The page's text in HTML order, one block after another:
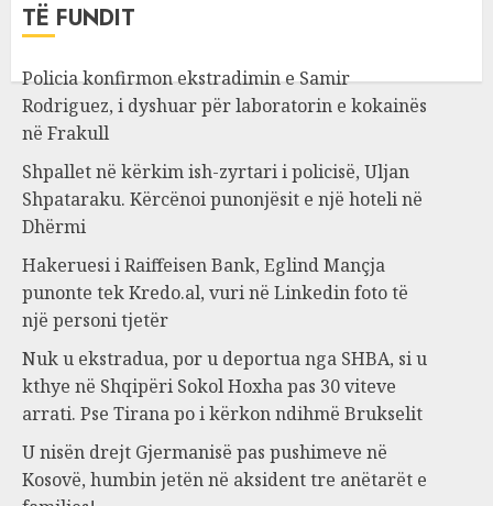
TË FUNDIT
Policia konfirmon ekstradimin e Samir
Rodriguez, i dyshuar për laboratorin e kokainës
në Frakull
Shpallet në kërkim ish-zyrtari i policisë, Uljan
Shpataraku. Kërcënoi punonjësit e një hoteli në
Dhërmi
Hakeruesi i Raiffeisen Bank, Eglind Mançja
punonte tek Kredo.al, vuri në Linkedin foto të
një personi tjetër
Nuk u ekstradua, por u deportua nga SHBA, si u
kthye në Shqipëri Sokol Hoxha pas 30 viteve
arrati. Pse Tirana po i kërkon ndihmë Brukselit
U nisën drejt Gjermanisë pas pushimeve në
Kosovë, humbin jetën në aksident tre anëtarët e